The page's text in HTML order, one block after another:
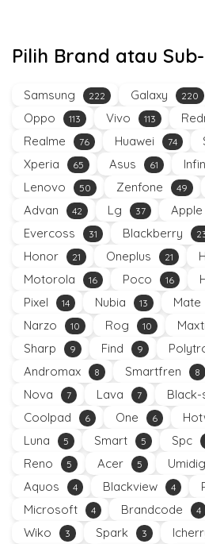
Pilih Brand atau
Samsung 222 Galaxy 220
Oppo 113 Vivo 113
Realme 76 Huawei 74
Xperia 65 Asus 61
Lenovo 50 Zenfone 49
Advan 42 Lg 37 Apple
Evercoss 31 Blackberry
Honor 21 Oneplus 21
Motorola 16 Poco 16
Pixel 14 Nubia 13 Mate
Narzo 10 Rog 10
Sharp 9 Find 9
Andromax 8 Smartfren 8
Nova 7 Lava 7
Coolpad 6 One 6
Luna 5 Smart 5 Spc
Reno 5 Acer 5
Aquos 4 Blackview 4
Microsoft 4 Brandcode 4
Wiko 3 Spark 3